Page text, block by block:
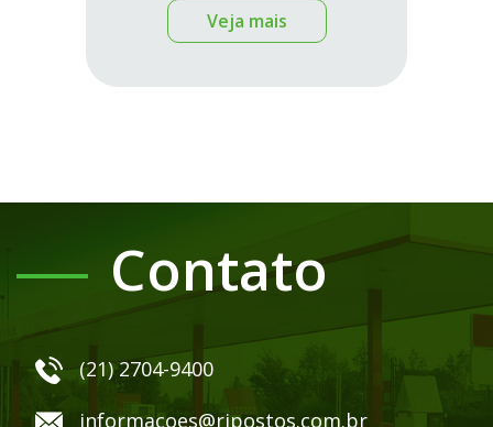
Veja mais
Contato
(21) 2704-9400
informacoes@rjpostos.com.br